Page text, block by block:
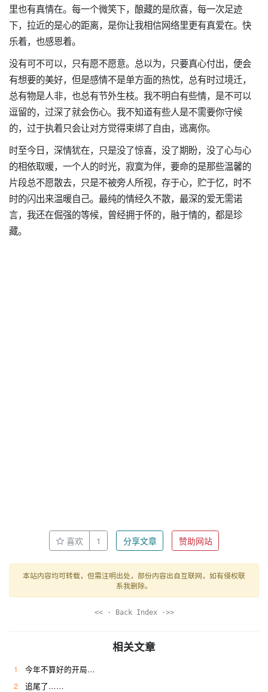
里也有真情在。每一个微笑下，酿藏的是欣喜，每一次足迹
下，拉近的是心的距离，是你让我相信网络里更有真爱在。快
乐着，也感恩着。
没有可不可以，只有愿不愿意。总以为，只要真心付出，便会
有想要的美好，但是感情不是单方面的热忱，总有时过境迁，
总有物是人非，也总有节外生枝。我不明白有些情，是不可以
逗留的，过深了就会伤心。我不知道有些人是不需要你守候
的，过于执着只会让对方觉得束绑了自由，逃离你。
时至今日，深情犹在，只是没了惊喜，没了期盼，没了心与心
的相依取暖，一个人的时光，寂寞为伴，要命的是那些温馨的
片段总不愿散去，只是不被旁人所视，存于心，贮于忆，时不
时的闪出来温暖自己。最纯的情经久不散，最深的爱无需诺
言，我还在倔强的等候，曾经拥于怀的，融于情的，都是珍
藏。
喜欢 1 分享文章 赞助网站
本站内容均可转载，但需注明出处，部份内容出自互联网，如有侵权联
系我删除。
<< · Back Index ·>>
相关文章
1
今年不算好的开局…
2
追尾了……